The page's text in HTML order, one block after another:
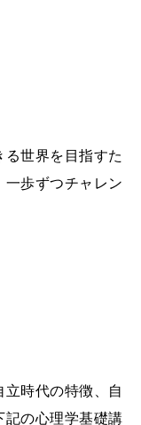
る世界を目指すた
歩ずつチャレン
時代の特徴、自
記の心理学基礎講